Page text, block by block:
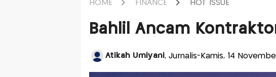
HOME FINANCE HOT ISSUE
Bahlil Ancam
Atikah Umiyani, Jurnalis-Kamis, 14